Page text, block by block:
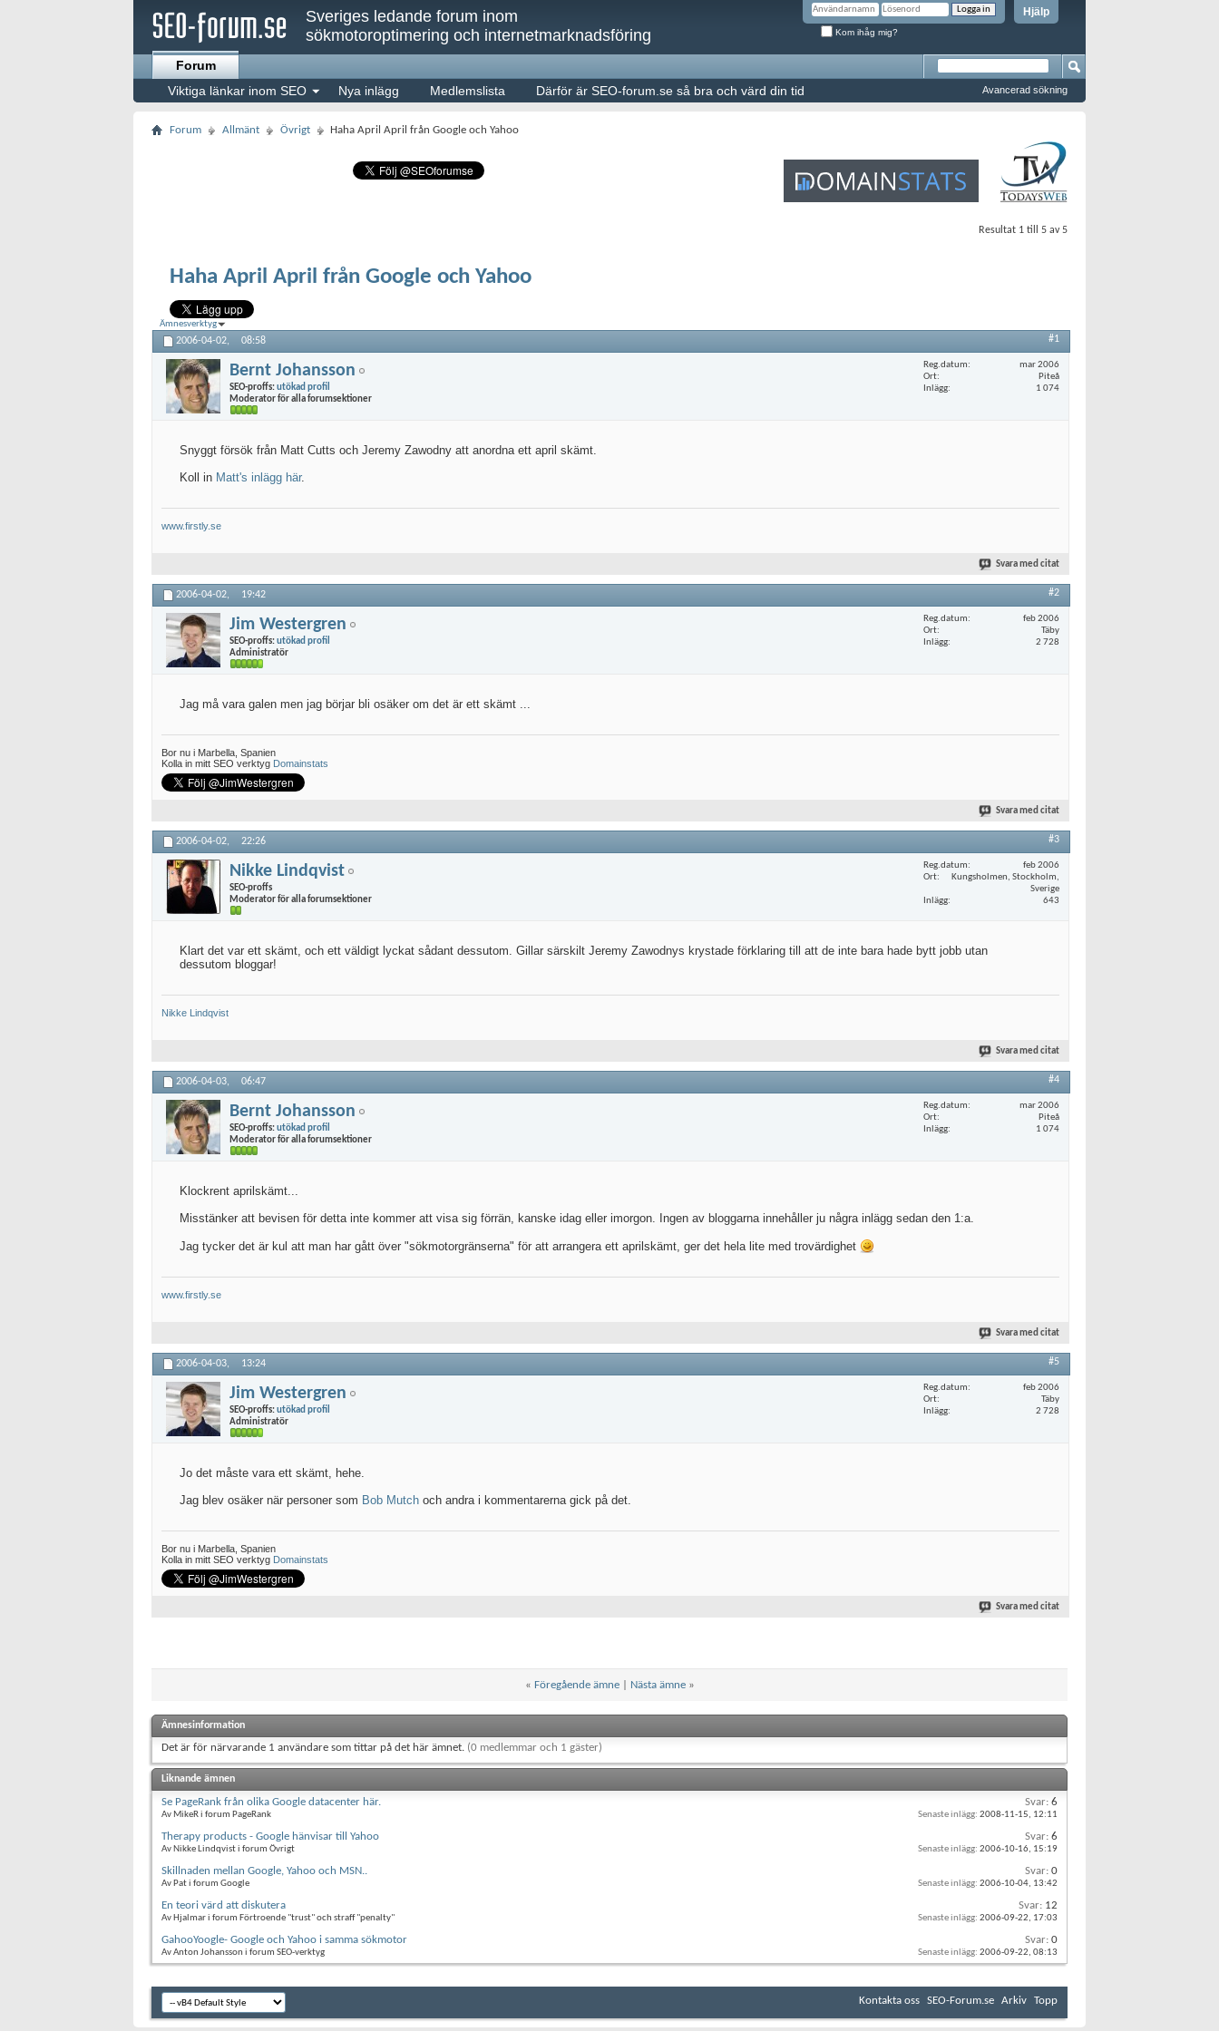
Hjälp
Kom ihåg mig?
Sveriges ledande forum inom
sökmotoroptimering och internetmarknadsföring
Forum
Viktiga länkar inom SEO
Nya inlägg Medlemslista Därför är SEO-forum.se så bra och värd din tid Avancerad sökning
Forum Allmänt Övrigt Haha April April från Google och Yahoo
Resultat 1 till 5 av 5
Haha April April från Google och Yahoo
Ämnesverktyg
2006-04-02, 08:58 #1
Bernt Johansson
SEO-proffs:utökad profil
Moderator för alla forumsektioner
Reg.datum
mar 2006
Ort
Piteå
Inlägg
1 074
Snyggt försök från Matt Cutts och Jeremy Zawodny att anordna ett april skämt.
Koll in Matt's inlägg här.
www.firstly.se
Svara med citat
2006-04-02, 19:42 #2
Jim Westergren
SEO-proffs:utökad profil
Administratör
Reg.datum
feb 2006
Ort
Täby
Inlägg
2 728
Jag må vara galen men jag börjar bli osäker om det är ett skämt ...
Bor nu i Marbella, Spanien
Kolla in mitt SEO verktyg Domainstats
Svara med citat
2006-04-02, 22:26 #3
Nikke Lindqvist
SEO-proffs
Moderator för alla forumsektioner
Reg.datum
feb 2006
Ort
Kungsholmen, Stockholm,
Sverige
Inlägg
643
Klart det var ett skämt, och ett väldigt lyckat sådant dessutom. Gillar särskilt Jeremy Zawodnys krystade förklaring till att de inte bara hade bytt jobb utan
dessutom bloggar!
Nikke Lindqvist
Svara med citat
2006-04-03, 06:47 #4
Bernt Johansson
SEO-proffs:utökad profil
Moderator för alla forumsektioner
Reg.datum
mar 2006
Ort
Piteå
Inlägg
1 074
Klockrent aprilskämt...
Misstänker att bevisen för detta inte kommer att visa sig förrän, kanske idag eller imorgon. Ingen av bloggarna innehåller ju några inlägg sedan den 1:a.
Jag tycker det är kul att man har gått över "sökmotorgränserna" för att arrangera ett aprilskämt, ger det hela lite med trovärdighet
www.firstly.se
Svara med citat
2006-04-03, 13:24 #5
Jim Westergren
SEO-proffs:utökad profil
Administratör
Reg.datum
feb 2006
Ort
Täby
Inlägg
2 728
Jo det måste vara ett skämt, hehe.
Jag blev osäker när personer som Bob Mutch och andra i kommentarerna gick på det.
Bor nu i Marbella, Spanien
Kolla in mitt SEO verktyg Domainstats
Svara med citat
« Föregående ämne| Nästa ämne »
Ämnesinformation
Det är för närvarande 1 användare som tittar på det här ämnet. (0 medlemmar och 1 gäster)
Liknande ämnen
Se PageRank från olika Google datacenter här.
Av MikeR i forum PageRank
Svar: 6
Senaste inlägg: 2008-11-15, 12:11
Therapy products - Google hänvisar till Yahoo
Av Nikke Lindqvist i forum Övrigt
Svar: 6
Senaste inlägg: 2006-10-16, 15:19
Skillnaden mellan Google, Yahoo och MSN..
Av Pat i forum Google
Svar: 0
Senaste inlägg: 2006-10-04, 13:42
En teori värd att diskutera
Av Hjalmar i forum Förtroende "trust" och straff "penalty"
Svar: 12
Senaste inlägg: 2006-09-22, 17:03
GahooYoogle- Google och Yahoo i samma sökmotor
Av Anton Johansson i forum SEO-verktyg
Svar: 0
Senaste inlägg: 2006-09-22, 08:13
Kontakta oss SEO-Forum.se Arkiv Topp